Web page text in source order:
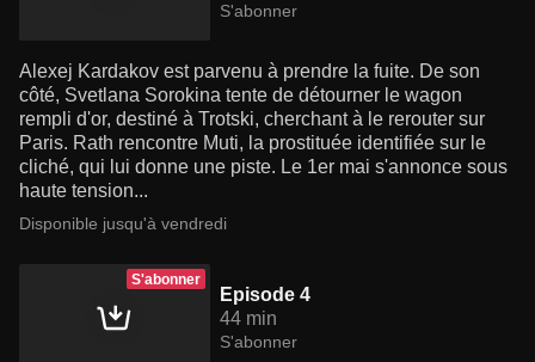
S'abonner
Alexej Kardakov est parvenu à prendre la fuite. De son
côté, Svetlana Sorokina tente de détourner le wagon
rempli d'or, destiné à Trotski, cherchant à le rerouter sur
Paris. Rath rencontre Muti, la prostituée identifiée sur le
cliché, qui lui donne une piste. Le 1er mai s'annonce sous
haute tension...
Disponible jusqu'à vendredi
S'abonner
Episode 4
44 min
S'abonner